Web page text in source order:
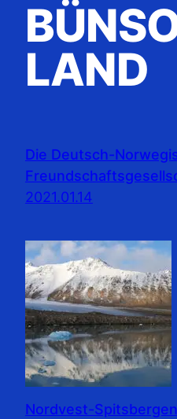
LAND
Die Deutsch-
2021.01.14
Nordvest-